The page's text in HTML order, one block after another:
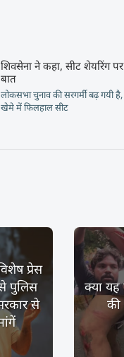
शिवसेना ने कहा, सीट शेयरिंग
बात
लोकसभा चुनाव की सरगर्मी बढ़ गयी है,
खेमे में फिलहाल सीट
प्रेस
पुलिस
से
क्या